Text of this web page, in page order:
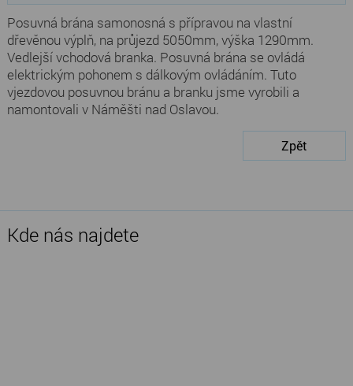
Posuvná brána samonosná s přípravou na vlastní
dřevěnou výplň, na průjezd 5050mm, výška 1290mm.
Vedlejší vchodová branka. Posuvná brána se ovládá
elektrickým pohonem s dálkovým ovládáním. Tuto
vjezdovou posuvnou bránu a branku jsme vyrobili a
namontovali v Náměšti nad Oslavou.
Zpět
Kde nás najdete